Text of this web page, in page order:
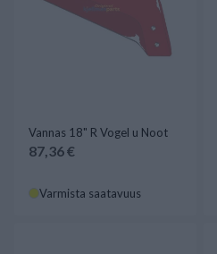
Vannas 18" R Vogel u Noot
87,36 €
Varmista saatavuus